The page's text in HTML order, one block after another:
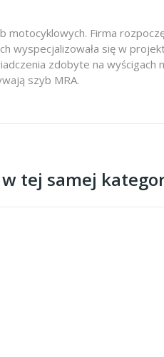
motocyklowych. Firma
wyspecjalizowała się w
zdobyte na wyścigach
szyb MRA.
tej samej